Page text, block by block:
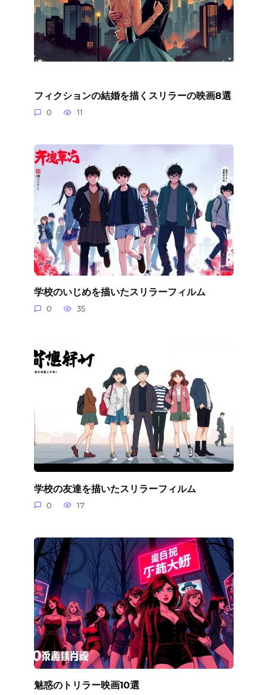
フィクションの結婚を描くスリラーの映画8選
0 11
学校のいじめを描いたスリラーフィルム
0 35
学校の友達を描いたスリラーフィルム
0 17
魅惑のトリラー映画10選